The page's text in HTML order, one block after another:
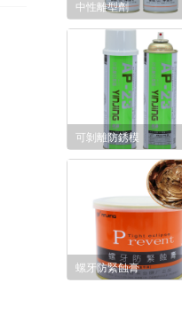
中性離型劑
可剝離防銹模
螺牙防緊蝕膏